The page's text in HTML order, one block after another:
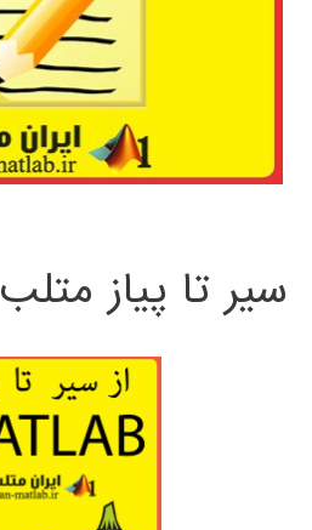
سیر تا پیاز متلب MATLAB